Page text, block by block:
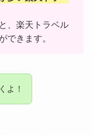
、楽天トラベル
できます。
よ！